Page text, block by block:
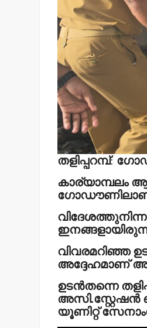
തളിപ്പറമ്പ്:
കാര്യാമ്പലം
ഗോഡൗണിലാണ്
വിവരമറിഞ്ഞ
അദ്ദേഹമാണ്
ഉടന്‍തന്നെ
യൂണിറ്റ്